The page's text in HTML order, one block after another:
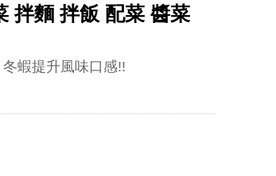
拌麵 拌飯 配菜 醬菜
蝦提升風味口感!!